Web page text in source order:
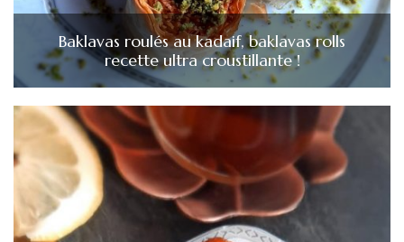
Baklavas roulés au kadaif, baklavas rolls
recette ultra croustillante !